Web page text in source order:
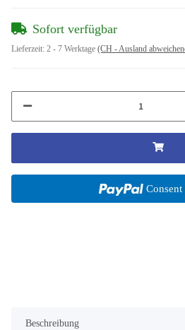
Sofort verfügbar
Lieferzeit: 2 - 7 Werktage (CH - Ausland
Consent
Beschreibung